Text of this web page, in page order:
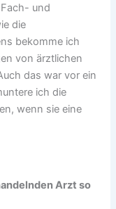
und
die
bekomme ich
von ärztlichen
das war vor ein
ich die
wenn sie eine
Arzt so